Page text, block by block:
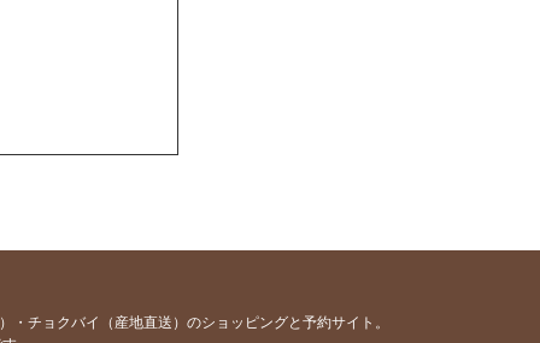
チョクバイ（産地直送）のショッピングと予約サイト。